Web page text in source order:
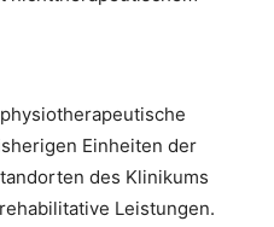
Einheiten der
des Klinikums
Leistungen.